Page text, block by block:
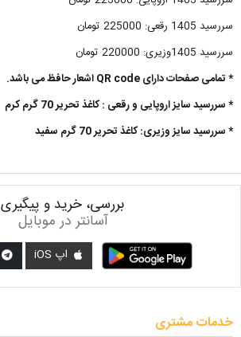
سررسید 1405 رقعی: 225000 تومان
سررسید 1405وزیری: 220000 تومان
* تمامی صفحات دارای QR code اشعار حافظ می باشد.
* سررسید سایز اروپایی و رقعی : کاغذ تحریر 70 گرم کرم
* سررسید سایز وزیری: کاغذ تحریر 70 گرم سفید
بررسی، خرید و پیگیری
آسانتر در موبایل
اپ iOS
خدمات مشتری